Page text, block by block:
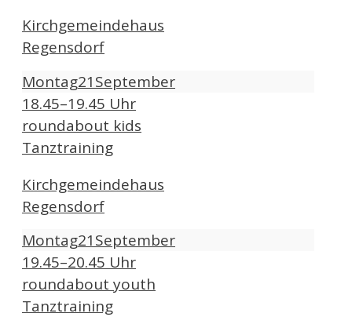
Kirchgemeindehaus
Regensdorf
Montag21September
18.45–19.45 Uhr
roundabout kids
Tanztraining
Kirchgemeindehaus
Regensdorf
Montag21September
19.45–20.45 Uhr
roundabout youth
Tanztraining